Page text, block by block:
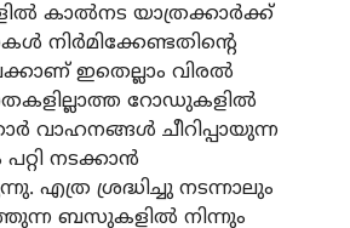
കാല്‍നട യാത്രക്കാര്‍ക്ക്
നിര്‍മിക്കേണ്ടതിന്റെ
ഇതെല്ലാം വിരല്‍
റോഡുകളില്‍
വാഹനങ്ങള്‍ ചീറിപ്പായുന്ന
നടക്കാന്‍
എത്ര ശ്രദ്ധിച്ചു നടന്നാലും
ബസുകളില്‍ നിന്നും